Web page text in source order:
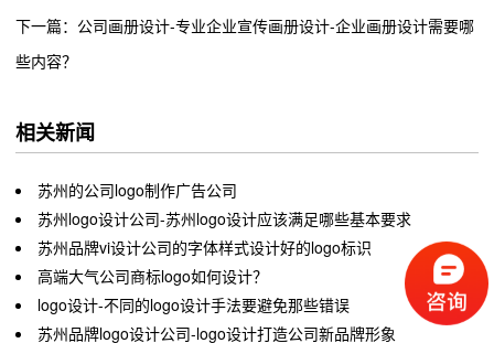
下一篇：公司画册设计-专业企业宣传画册设计-企业画册设计需要哪
些内容？
相关新闻
苏州的公司logo制作广告公司
苏州logo设计公司-苏州logo设计应该满足哪些基本要求
苏州品牌vi设计公司的字体样式设计好的logo标识
高端大气公司商标logo如何设计？
logo设计-不同的logo设计手法要避免那些错误
苏州品牌logo设计公司-logo设计打造公司新品牌形象